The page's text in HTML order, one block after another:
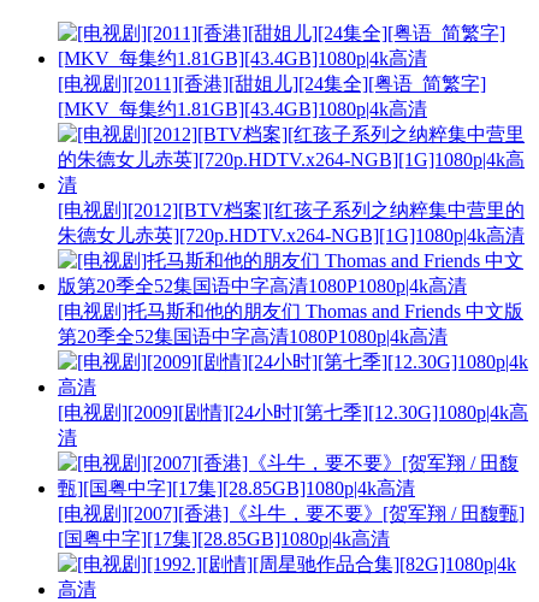
[电视剧][2011][香港][甜姐儿][24集全][粤语_简繁字]
[MKV_每集约1.81GB][43.4GB]1080p|4k高清
[电视剧][2012][BTV档案][红孩子系列之纳粹集中营里的
朱德女儿赤英][720p.HDTV.x264-NGB][1G]1080p|4k高清
[电视剧]托马斯和他的朋友们 Thomas and Friends 中文版
第20季全52集国语中字高清1080P1080p|4k高清
[电视剧][2009][剧情][24小时][第七季][12.30G]1080p|4k高
清
[电视剧][2007][香港]《斗牛，要不要》[贺军翔 / 田馥甄]
[国粤中字][17集][28.85GB]1080p|4k高清